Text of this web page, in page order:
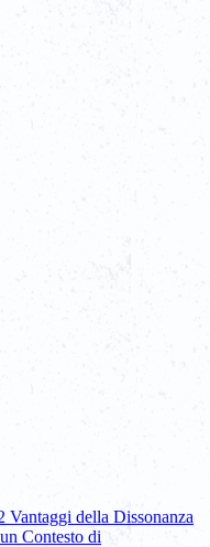
Vantaggi della Dissonanza
Contesto di